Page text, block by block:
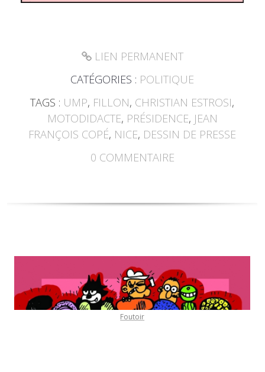
LIEN PERMANENT
CATÉGORIES : POLITIQUE
TAGS : UMP, FILLON, CHRISTIAN ESTROSI,
MOTODIDACTE, PRÉSIDENCE, JEAN
FRANÇOIS COPÉ, NICE, DESSIN DE PRESSE
0 COMMENTAIRE
Foutoir